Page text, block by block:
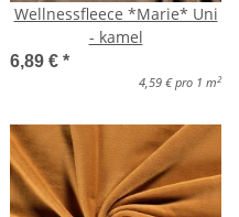
Wellnessfleece *Marie* Uni
- kamel
6,89 € *
4,59 € pro 1 m 2